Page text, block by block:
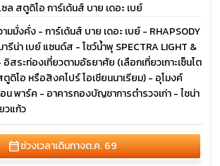
ล สตูดิโอ การ์เด้นส์ บาย เดอะ เบย์
มมั่งคั่ง - การ์เด้นส์ บาย เดอะ เบย์ - RHAPSODY
ารีน่า เบย์ แซนด์ส - โชว์น้ำพุ SPECTRA LIGHT &
อิสระท่องเที่ยวตามอัธยาศัย (เลือกเที่ยวเกาะเซ็นโต
ดิโอ หรือสิงคโปร์ โอเชียนนาเรียม) - อุโมงค์
น พาร์ค - อาคารกองบัญชาการตำรวจเก่า - ไชน่า
วแก้ว
calendar_monthช่วงเวลาเดินทางต.ค. 69